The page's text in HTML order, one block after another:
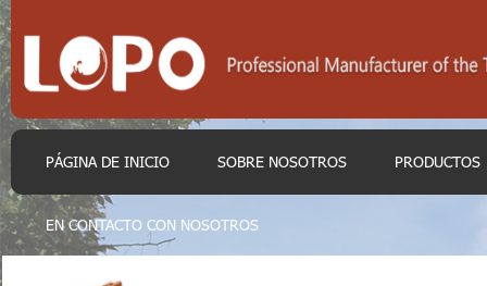
PÁGINA DE INICIO SOBRE NOSOTROS PRODUCTOS
EN CONTACTO CON NOSOTROS